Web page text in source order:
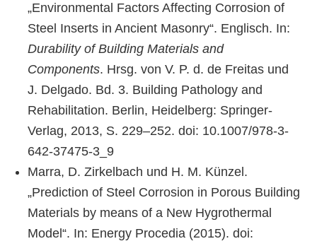
„Environmental Factors Affecting Corrosion of
Steel Inserts in Ancient Masonry“. Englisch. In:
Durability of Building Materials and
Components. Hrsg. von V. P. d. de Freitas und
J. Delgado. Bd. 3. Building Pathology and
Rehabilitation. Berlin, Heidelberg: Springer-
Verlag, 2013, S. 229–252. doi: 10.1007/978-3-
642-37475-3_9
Marra, D. Zirkelbach und H. M. Künzel.
„Prediction of Steel Corrosion in Porous Building
Materials by means of a New Hygrothermal
Model“. In: Energy Procedia (2015). doi: